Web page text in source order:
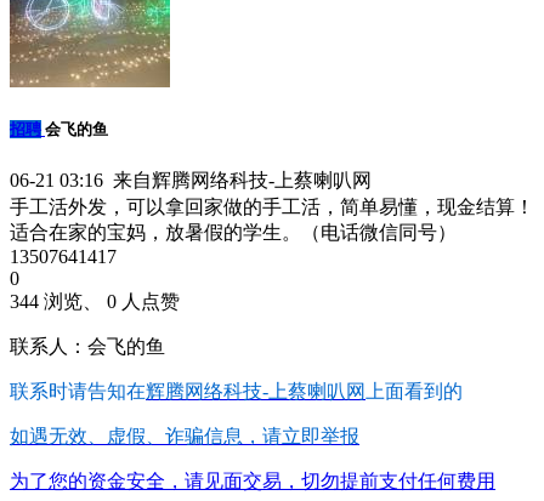
招聘 会飞的鱼
06-21 03:16 来自辉腾网络科技-上蔡喇叭网
手工活外发，可以拿回家做的手工活，简单易懂，现金结算！
适合在家的宝妈，放暑假的学生。（电话微信同号）
13507641417
0
344 浏览、 0 人点赞
联系人：会飞的鱼
联系时请告知在辉腾网络科技-上蔡喇叭网 上面看到的
如遇无效、虚假、诈骗信息，请立即举报
为了您的资金安全，请见面交易，切勿提前支付任何费用